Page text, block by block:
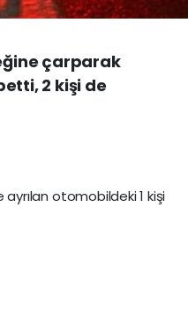
çarparak
2 kişi de
otomobildeki 1 kişi